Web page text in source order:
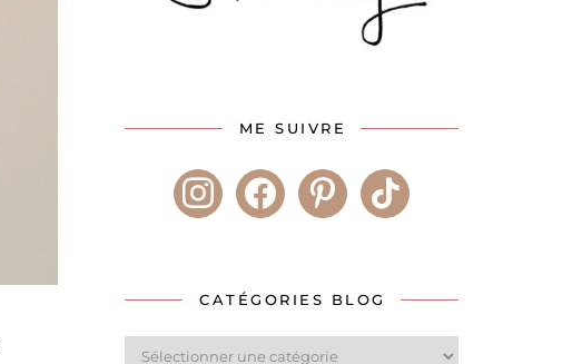
ME SUIVRE
instagramfacebookpinteresttiktok
CATÉGORIES BLOG
Catégories